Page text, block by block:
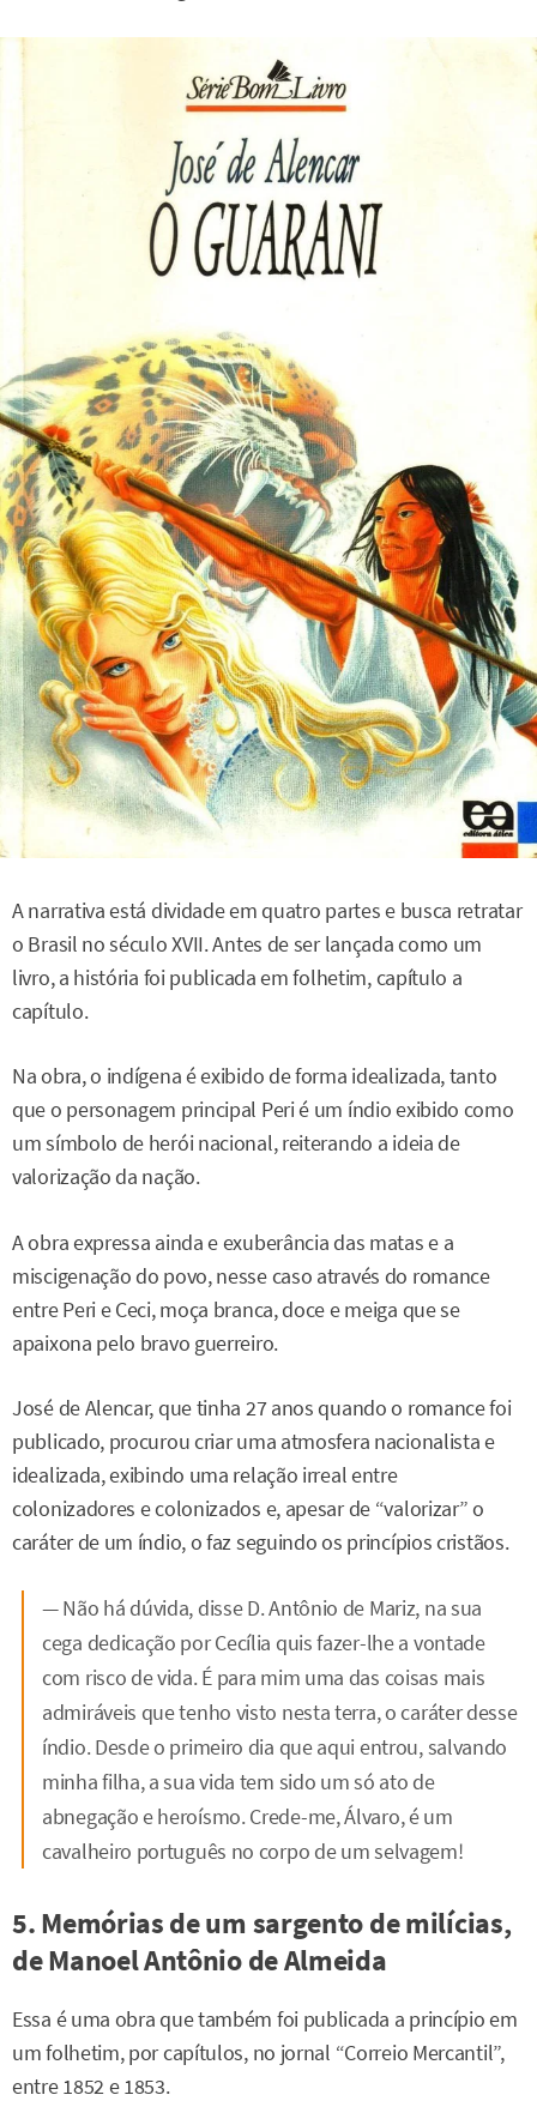
A narrativa está dividade em quatro partes e busca retratar
o Brasil no século XVII. Antes de ser lançada como um
livro, a história foi publicada em folhetim, capítulo a
capítulo.
Na obra, o indígena é exibido de forma idealizada, tanto
que o personagem principal Peri é um índio exibido como
um símbolo de herói nacional, reiterando a ideia de
valorização da nação.
A obra expressa ainda e exuberância das matas e a
miscigenação do povo, nesse caso através do romance
entre Peri e Ceci, moça branca, doce e meiga que se
apaixona pelo bravo guerreiro.
José de Alencar, que tinha 27 anos quando o romance foi
publicado, procurou criar uma atmosfera nacionalista e
idealizada, exibindo uma relação irreal entre
colonizadores e colonizados e, apesar de “valorizar” o
caráter de um índio, o faz seguindo os princípios cristãos.
— Não há dúvida, disse D. Antônio de Mariz, na sua
cega dedicação por Cecília quis fazer-lhe a vontade
com risco de vida. É para mim uma das coisas mais
admiráveis que tenho visto nesta terra, o caráter desse
índio. Desde o primeiro dia que aqui entrou, salvando
minha filha, a sua vida tem sido um só ato de
abnegação e heroísmo. Crede-me, Álvaro, é um
cavalheiro português no corpo de um selvagem!
5. Memórias de um sargento de milícias,
de Manoel Antônio de Almeida
Essa é uma obra que também foi publicada a princípio em
um folhetim, por capítulos, no jornal “Correio Mercantil”,
entre 1852 e 1853.